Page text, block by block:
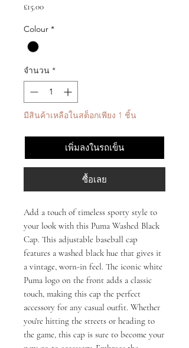
£15.00ราคา
Colour *
จำนวน *
มีสินค้าเหลือในสต็อกเพียง 1 ชิ้น
เพิ่มลงในรถเข็น
ซื้อเลย
Add a touch of timeless sporty style to
your look with this Puma Washed Black
Cap. This adjustable baseball cap
features a washed black hue that gives it
a vintage, worn-in feel. The iconic white
Puma logo on the front adds a classic
touch, making this cap the perfect
accessory for any casual outfit. Whether
you're hitting the streets or heading to
the game, this cap is sure to become your